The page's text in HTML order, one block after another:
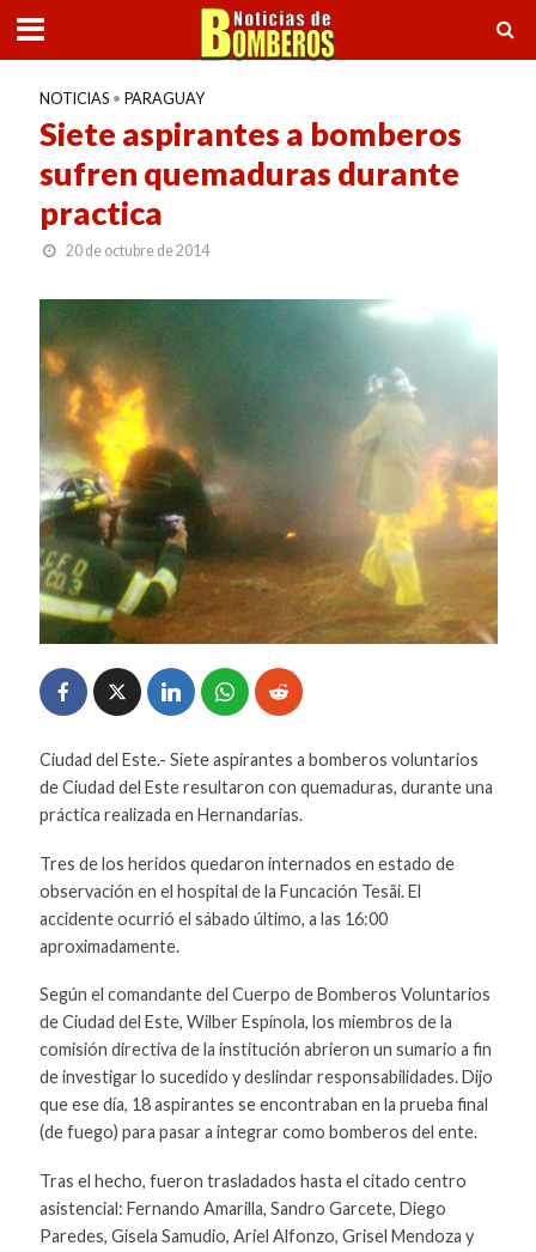
NOTICIAS • PARAGUAY
Siete aspirantes a bomberos
sufren quemaduras durante
practica
20 de octubre de 2014
Ciudad del Este.- Siete aspirantes a bomberos voluntarios
de Ciudad del Este resultaron con quemaduras, durante una
práctica realizada en Hernandarias.
Tres de los heridos quedaron internados en estado de
observación en el hospital de la Funcación Tesãi. El
accidente ocurrió el sábado último, a las 16:00
aproximadamente.
Según el comandante del Cuerpo de Bomberos Voluntarios
de Ciudad del Este, Wilber Espínola, los miembros de la
comisión directiva de la institución abrieron un sumario a fin
de investigar lo sucedido y deslindar responsabilidades. Dijo
que ese día, 18 aspirantes se encontraban en la prueba final
(de fuego) para pasar a integrar como bomberos del ente.
Tras el hecho, fueron trasladados hasta el citado centro
asistencial: Fernando Amarilla, Sandro Garcete, Diego
Paredes, Gisela Samudio, Ariel Alfonzo, Grisel Mendoza y